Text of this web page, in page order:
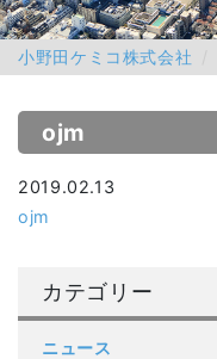
小野田ケミコ株式会社
ojm
2019.02.13
ojm
カテゴリー
ニュース